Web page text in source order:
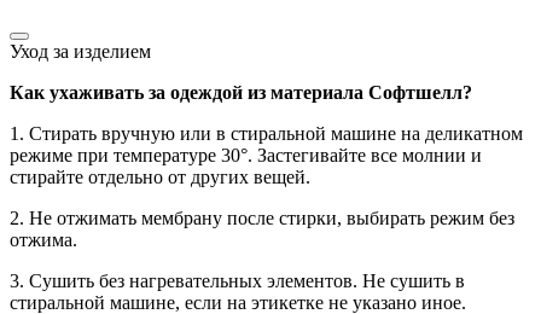
Уход за изделием
Как ухаживать за одеждой из материала Софтшелл?
1. Стирать вручную или в стиральной машине на деликатном
режиме при температуре 30°. Застегивайте все молнии и
стирайте отдельно от других вещей.
2. Не отжимать мембрану после стирки, выбирать режим без
отжима.
3. Сушить без нагревательных элементов. Не сушить в
стиральной машине, если на этикетке не указано иное.